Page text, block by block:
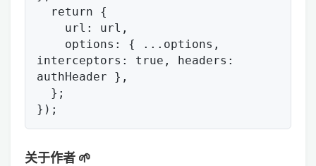
interceptors: true, headers:
authHeader },
关于作者 🌱